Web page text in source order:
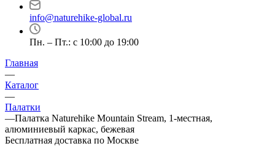
info@naturehike-global.ru
Пн. – Пт.: с 10:00 до 19:00
Главная
—
Каталог
—
Палатки
—Палатка Naturehike Mountain Stream, 1-местная,
алюминиевый каркас, бежевая
Бесплатная доставка по Москве